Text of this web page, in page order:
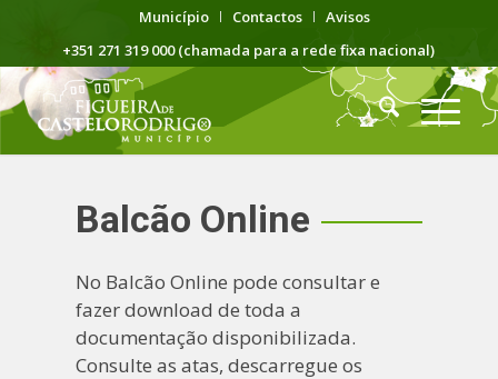
Município Contactos
Avisos
+351 271 319 000 (chamada para a rede fixa nacional)
Balcão Online
No Balcão Online pode consultar e
fazer download de toda a
documentação disponibilizada.
Consulte as atas, descarregue os